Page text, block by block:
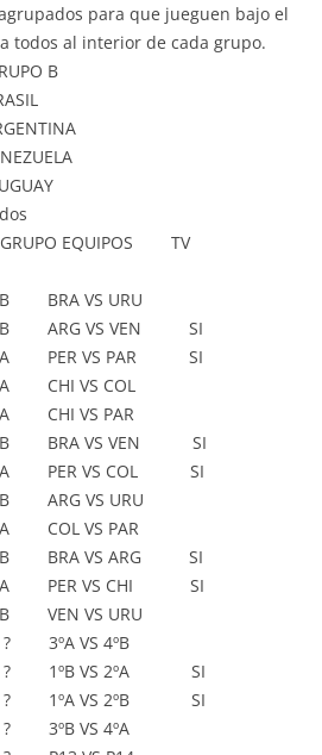
para que jueguen bajo el
todos al interior de cada grupo.
B
GRUPO EQUIPOS TV
VS URU
VS VEN SI
VS PAR SI
VS COL
VS PAR
VS VEN SI
VS COL SI
VS URU
VS PAR
VS ARG SI
VS CHI SI
VS URU
VS 4ºB
VS 2ºA SI
VS 2ºB SI
VS 4ºA